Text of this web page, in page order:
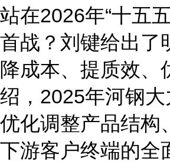
站在2026年“十五
首战？刘键给出了
降成本、提质效、
绍，2025年河钢
优化调整产品结构
下游客户终端的全